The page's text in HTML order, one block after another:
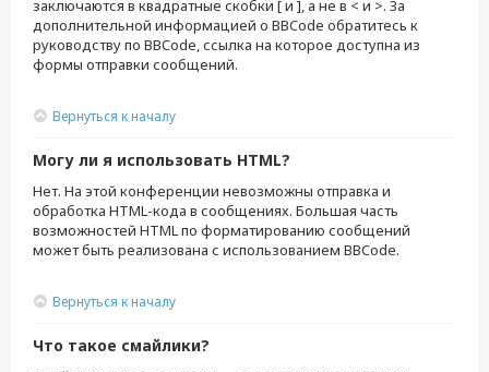
заключаются в квадратные скобки [ и ], а не в < и >. За
дополнительной информацией о BBCode обратитесь к
руководству по BBCode, ссылка на которое доступна из
формы отправки сообщений.
Вернуться к началу
Могу ли я использовать HTML?
Нет. На этой конференции невозможны отправка и
обработка HTML-кода в сообщениях. Большая часть
возможностей HTML по форматированию сообщений
может быть реализована с использованием BBCode.
Вернуться к началу
Что такое смайлики?